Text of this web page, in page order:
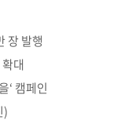
장 발행
대
‘ 캠페인
)